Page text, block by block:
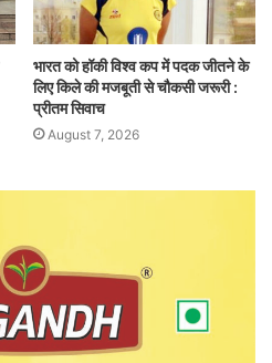
भारत को हॉकी विश्व कप में पदक जीतने के
लिए किले की मजबूती से चौकसी जरूरी :
प्रीतम सिवाच
August 7, 2026